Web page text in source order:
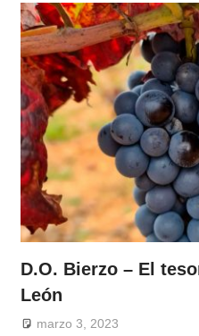
D.O. Bierzo – El
León
marzo 3, 2023